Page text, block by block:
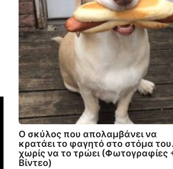
Ο σκύλος που απολαμβάνει να
κρατάει το φαγητό στο στόμα
χωρίς να το τρώει (Φωτογραφίες
Βίντεο)